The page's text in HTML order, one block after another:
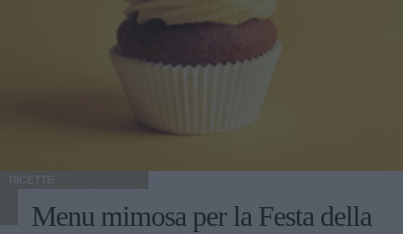
RICETTE
Menu mimosa per la Festa della